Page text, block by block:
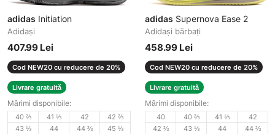
adidas Initiation
Adidași
407.99 Lei
Cod NEW20 cu reducere de 20%
Livrare gratuită
Mărimi disponibile:
40 ⅔ 41 ⅓ 42
42 ⅔
43 ⅓
44 44 ⅔
45 ⅓
adidas Supernova Ease 2
Adidași bărbați
458.99 Lei
Cod NEW20 cu reducere de 20%
Livrare gratuită
Mărimi disponibile:
40 40 ⅔ 41 ⅓
42
42 ⅔
43 ⅓ 44
44 ⅔